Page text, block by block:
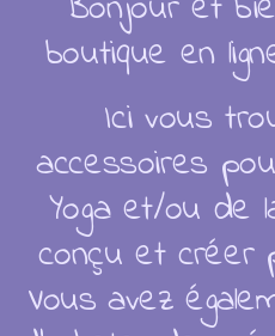
boutique en
Ici vous
accessoires
Yoga et/ou de
conçu et créer
Vous avez
Retraite Ain 2026
Soins individuels